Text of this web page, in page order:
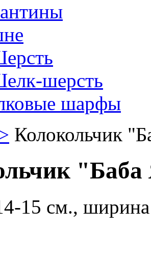
шерсть
шарфы
Колокольчик
15 см.,